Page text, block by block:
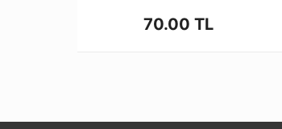
70.00 TL